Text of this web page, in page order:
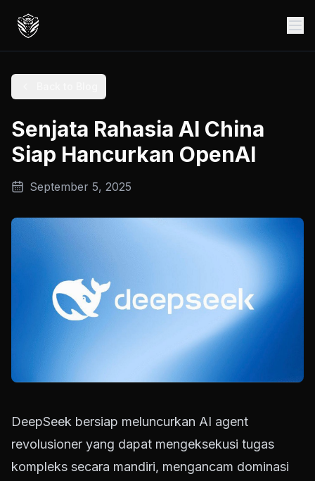
Senjata Rahasia AI China
Siap Hancurkan OpenAI
September 5, 2025
DeepSeek bersiap meluncurkan AI agent
revolusioner yang dapat mengeksekusi tugas
kompleks secara mandiri, mengancam dominasi